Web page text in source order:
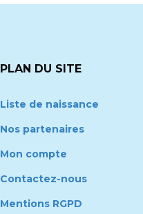
PLAN DU SITE
Liste de naissance
Nos partenaires
Mon compte
Contactez-nous
Mentions RGPD